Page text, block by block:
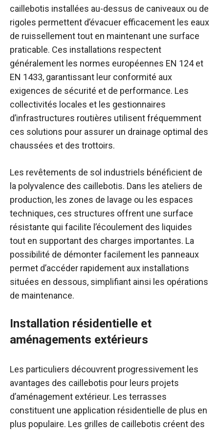
caillebotis installées au-dessus de caniveaux ou de
rigoles permettent d’évacuer efficacement les eaux
de ruissellement tout en maintenant une surface
praticable. Ces installations respectent
généralement les normes européennes EN 124 et
EN 1433, garantissant leur conformité aux
exigences de sécurité et de performance. Les
collectivités locales et les gestionnaires
d’infrastructures routières utilisent fréquemment
ces solutions pour assurer un drainage optimal des
chaussées et des trottoirs.
Les revêtements de sol industriels bénéficient de
la polyvalence des caillebotis. Dans les ateliers de
production, les zones de lavage ou les espaces
techniques, ces structures offrent une surface
résistante qui facilite l’écoulement des liquides
tout en supportant des charges importantes. La
possibilité de démonter facilement les panneaux
permet d’accéder rapidement aux installations
situées en dessous, simplifiant ainsi les opérations
de maintenance.
Installation résidentielle et
aménagements extérieurs
Les particuliers découvrent progressivement les
avantages des caillebotis pour leurs projets
d’aménagement extérieur. Les terrasses
constituent une application résidentielle de plus en
plus populaire. Les grilles de caillebotis créent des